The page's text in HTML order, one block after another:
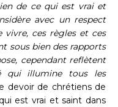
de ce qui est vrai et
avec un respect
vivre, ces règles et ces
sous bien des rapports
cependant reflètent
qui illumine tous les
devoir de chrétiens de
est vrai et saint dans